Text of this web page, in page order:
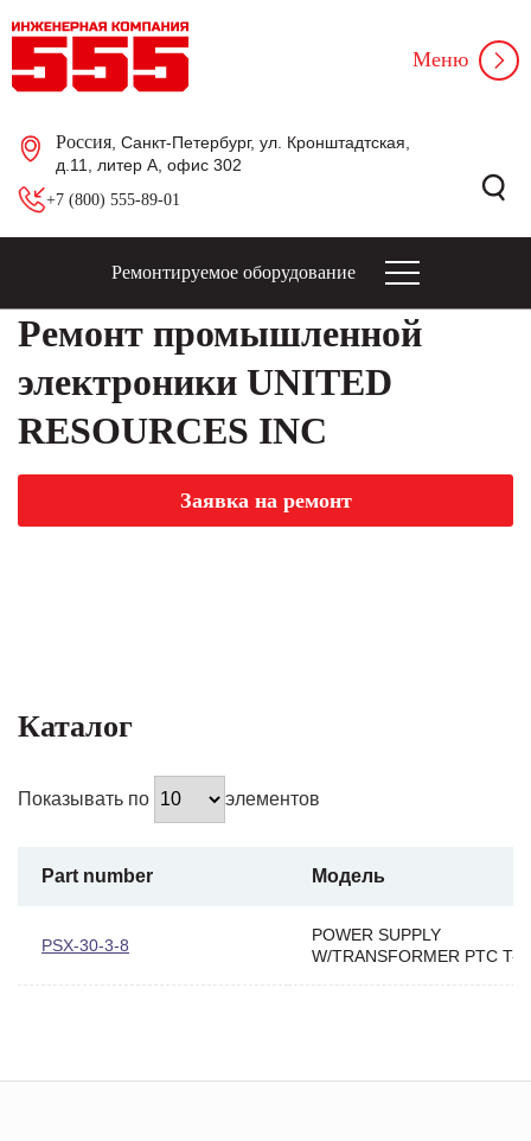
Россия , Санкт-Петербург, ул. Кронштадтская,
д.11, литер А, офис 302
+7 (800) 555-89-01
Меню
Ремонтируемое оборудование
Ремонт промышленной
электроники UNITED
RESOURCES INC
Заявка на ремонт
Каталог
Показывать по элементов
Part number Модель
PSX-30-3-8
POWER SUPPLY
W/TRANSFORMER PTC T-